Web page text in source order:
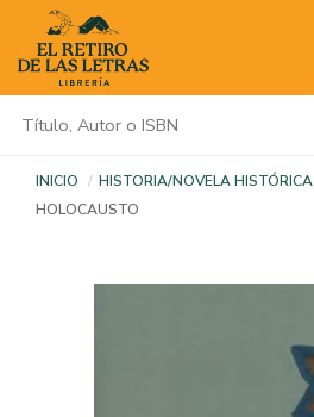
INICIO HISTORIA/NOVELA HISTÓRICA
HOLOCAUSTO